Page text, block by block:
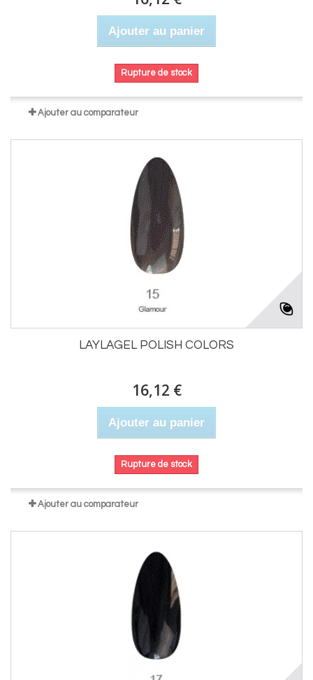
Ajouter au panier
Rupture de stock
Ajouter au comparateur
LAYLAGEL POLISH COLORS
16,12 €
Ajouter au panier
Rupture de stock
Ajouter au comparateur